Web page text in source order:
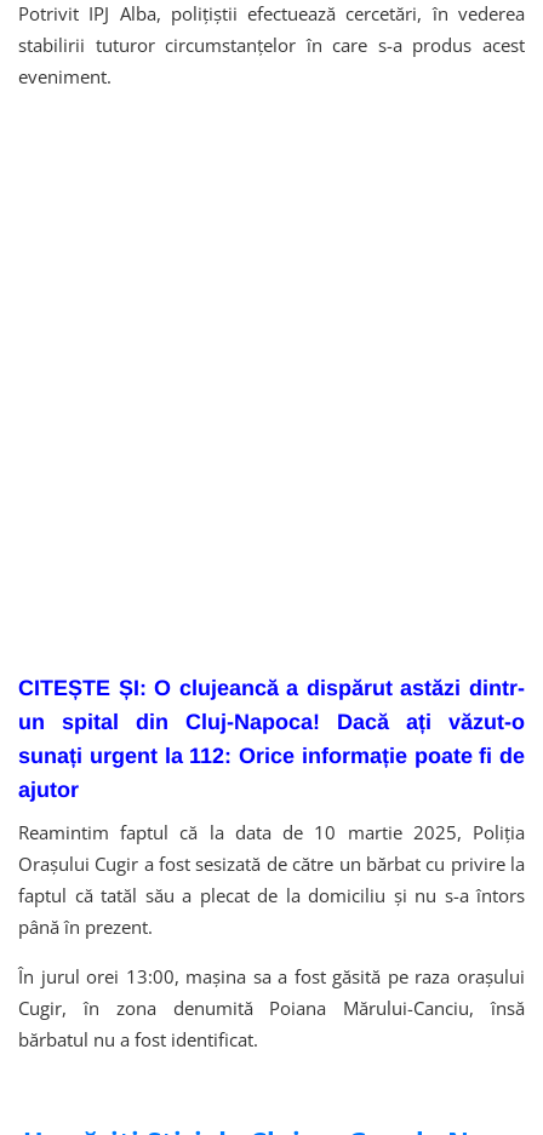
Potrivit IPJ Alba, polițiștii efectuează cercetări, în vederea
stabilirii tuturor circumstanțelor în care s-a produs acest
eveniment.
CITEȘTE ȘI: O clujeancă a dispărut astăzi dintr-
un spital din Cluj-Napoca! Dacă ați văzut-o
sunați urgent la 112: Orice informație poate fi de
ajutor
Reamintim faptul că la data de 10 martie 2025, Poliția
Orașului Cugir a fost sesizată de către un bărbat cu privire la
faptul că tatăl său a plecat de la domiciliu și nu s-a întors
până în prezent.
În jurul orei 13:00, mașina sa a fost găsită pe raza orașului
Cugir, în zona denumită Poiana Mărului-Canciu, însă
bărbatul nu a fost identificat.